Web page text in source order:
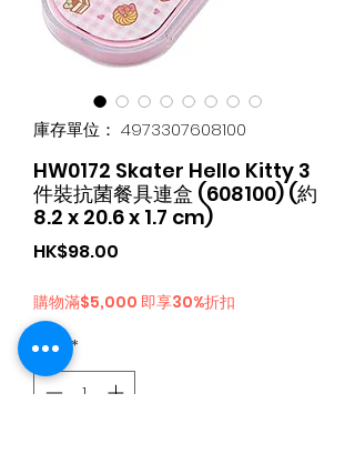
庫存單位： 4973307608100
HW0172 Skater Hello Kitty 3
件裝抗菌餐具連盒 (608100) (約
8.2 x 20.6 x 1.7 cm)
HK$98.00
購物滿$5,000 即享30%折扣
數量 *